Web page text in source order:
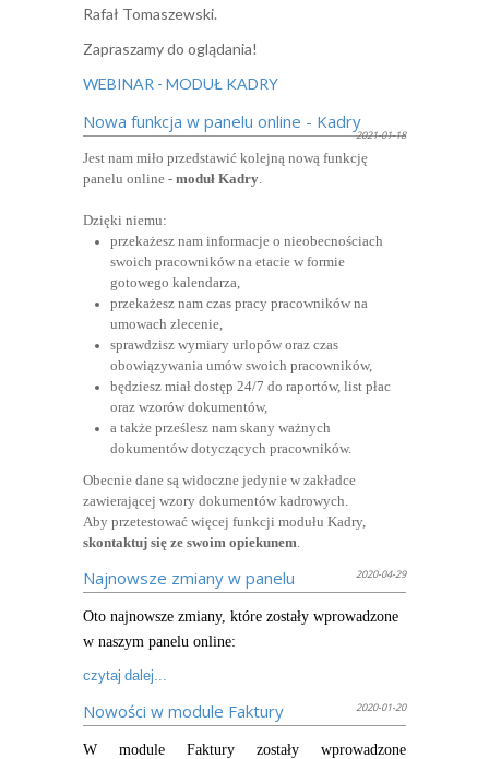
Rafał Tomaszewski.
Zapraszamy do oglądania!
WEBINAR - MODUŁ KADRY
Nowa funkcja w panelu online - Kadry
2021-01-18
Jest nam miło przedstawić kolejną nową funkcję
panelu online -moduł Kadry
Dzięki niemu:
przekażesz nam informacje o nieobecnościach
swoich pracowników na etacie w formie
gotowego kalendarza,
przekażesz nam czas pracy pracowników na
umowach zlecenie,
sprawdzisz wymiary urlopów oraz czas
obowiązywania umów swoich pracowników,
będziesz miał dostęp 24/7 do raportów, list płac
oraz wzorów dokumentów,
a także prześlesz nam skany ważnych
dokumentów dotyczących pracowników.
Obecnie dane są widoczne jedynie w zakładce
zawierającej wzory dokumentów kadrowych.
Aby przetestować więcej funkcji modułu Kadry,
skontaktuj się ze swoim opiekunem
Najnowsze zmiany w panelu 2020-04-29
Oto najnowsze zmiany, które zostały wprowadzone
w naszym panelu online:
czytaj dalej...
Nowości w module Faktury 2020-01-20
W module Faktury zostały wprowadzone